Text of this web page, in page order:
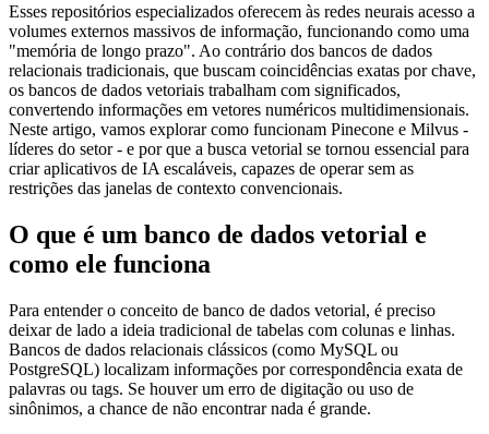
Esses repositórios especializados oferecem às redes neurais acesso a
volumes externos massivos de informação, funcionando como uma
"memória de longo prazo". Ao contrário dos bancos de dados
relacionais tradicionais, que buscam coincidências exatas por chave,
os bancos de dados vetoriais trabalham com significados,
convertendo informações em vetores numéricos multidimensionais.
Neste artigo, vamos explorar como funcionam Pinecone e Milvus -
líderes do setor - e por que a busca vetorial se tornou essencial para
criar aplicativos de IA escaláveis, capazes de operar sem as
restrições das janelas de contexto convencionais.
O que é um banco de dados vetorial e
como ele funciona
Para entender o conceito de banco de dados vetorial, é preciso
deixar de lado a ideia tradicional de tabelas com colunas e linhas.
Bancos de dados relacionais clássicos (como MySQL ou
PostgreSQL) localizam informações por correspondência exata de
palavras ou tags. Se houver um erro de digitação ou uso de
sinônimos, a chance de não encontrar nada é grande.